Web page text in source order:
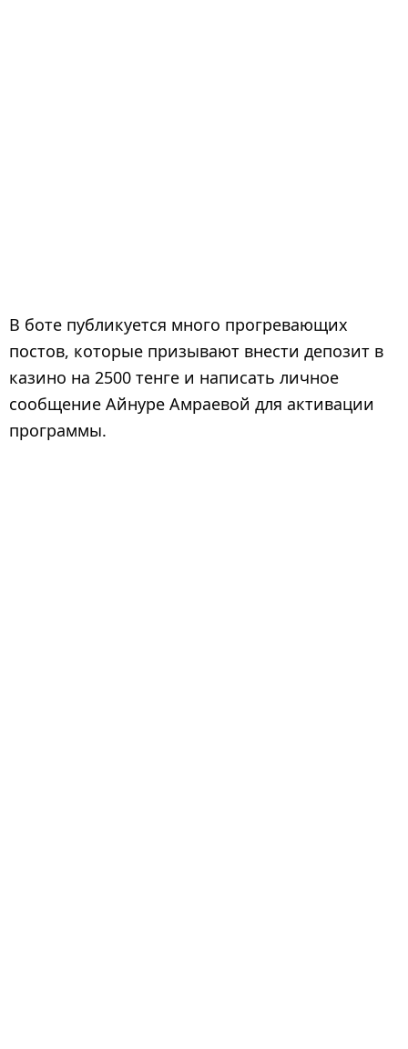
В боте публикуется много прогревающих
постов, которые призывают внести депозит в
казино на 2500 тенге и написать личное
сообщение Айнуре Амраевой для активации
программы.